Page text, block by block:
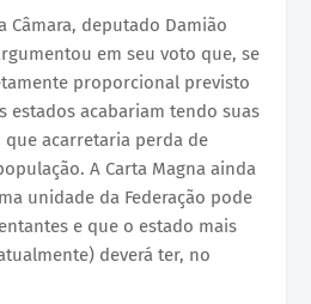
Câmara, deputado Damião
em seu voto que, se
proporcional previsto
estados acabariam tendo suas
que acarretaria perda de
A Carta Magna ainda
unidade da Federação pode
e que o estado mais
deverá ter, no